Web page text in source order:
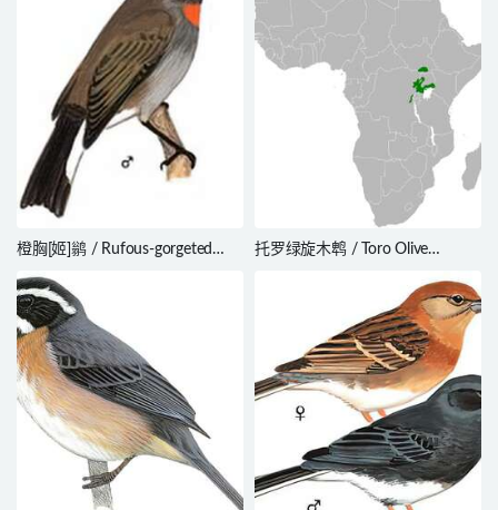
橙胸[姬]鹟 / Rufous-gorgeted
托罗绿旋木鹎 / Toro Olive